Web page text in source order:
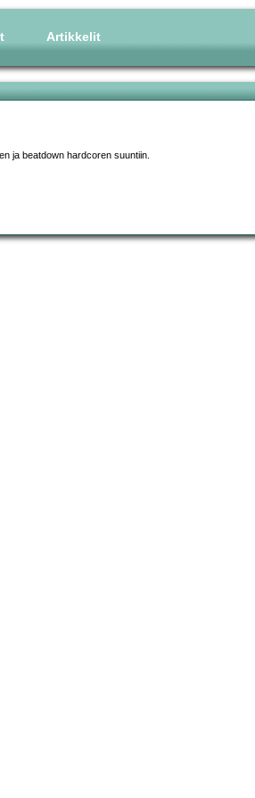
Artikkelit
ja beatdown hardcoren suuntiin.